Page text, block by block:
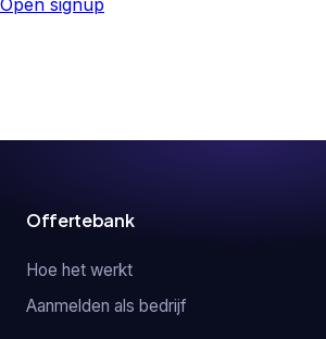
Offertebank
Hoe het werkt
Aanmelden als bedrijf